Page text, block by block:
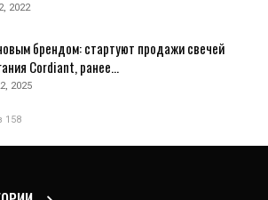
2022
брендом: стартуют продажи свечей
Cordiant, ранее…
2025
158